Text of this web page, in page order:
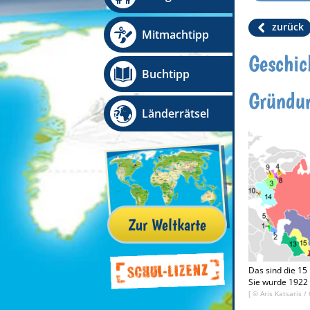
Mitmachtipp
Buchtipp
Länderrätsel
Zur Weltkarte
zurück
Das sind die
Sie wurde
[ © Aris Katsaris /